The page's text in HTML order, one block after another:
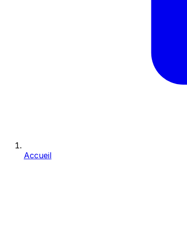
Accueil